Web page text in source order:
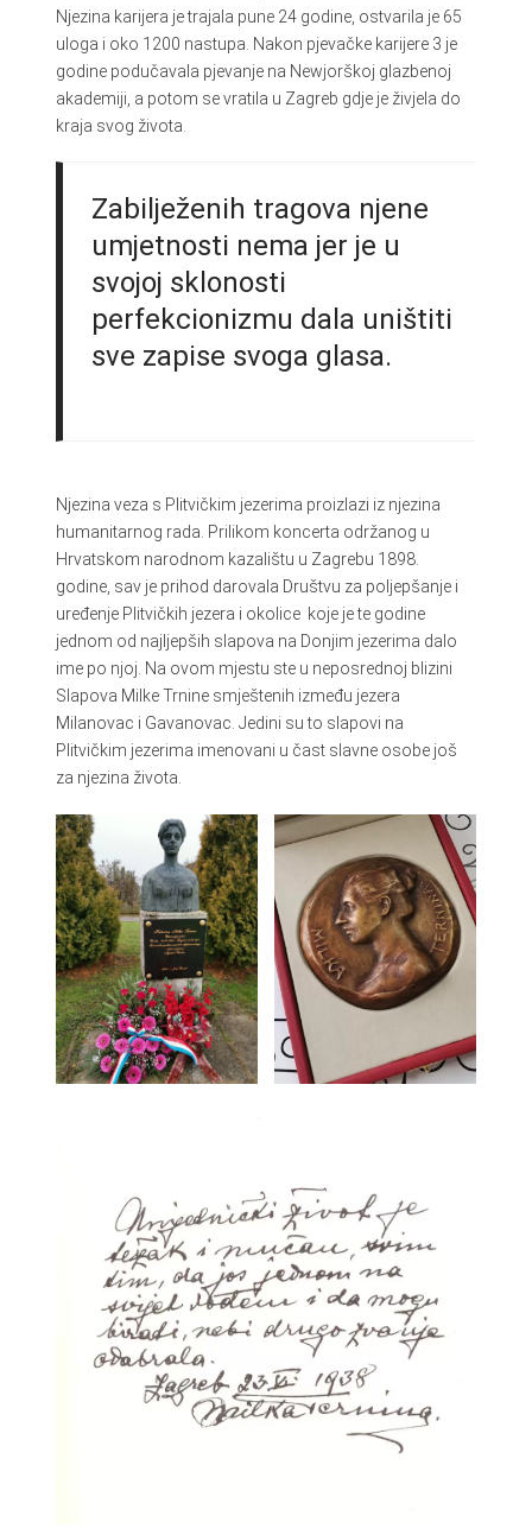
Njezina karijera je trajala pune 24 godine, ostvarila je 65
uloga i oko 1200 nastupa. Nakon pjevačke karijere 3 je
godine podučavala pjevanje na Newjorškoj glazbenoj
akademiji, a potom se vratila u Zagreb gdje je živjela do
kraja svog života.
Zabilježenih tragova njene
umjetnosti nema jer je u
svojoj sklonosti
perfekcionizmu dala uništiti
sve zapise svoga glasa.
Njezina veza s Plitvičkim jezerima proizlazi iz njezina
humanitarnog rada. Prilikom koncerta održanog u
Hrvatskom narodnom kazalištu u Zagrebu 1898.
godine, sav je prihod darovala Društvu za poljepšanje i
uređenje Plitvičkih jezera i okolice koje je te godine
jednom od najljepših slapova na Donjim jezerima dalo
ime po njoj. Na ovom mjestu ste u neposrednoj blizini
Slapova Milke Trnine smještenih između jezera
Milanovac i Gavanovac. Jedini su to slapovi na
Plitvičkim jezerima imenovani u čast slavne osobe još
za njezina života.